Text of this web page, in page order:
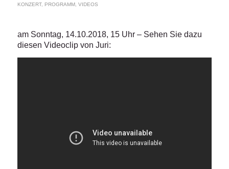
KONZERT, PROGRAMM, VIDEOS
am Sonntag, 14.10.2018, 15 Uhr – Sehen Sie dazu
diesen Videoclip von Juri: